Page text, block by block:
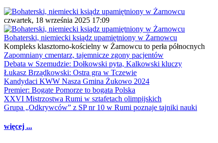
czwartek, 18 września 2025 17:09
Bohaterski, niemiecki ksiądz upamiętniony w Żarnowcu
Kompleks klasztorno-kościelny w Żarnowcu to perła północnych
Zapomniany cmentarz, tajemnicze zgony pacjentów
Debata w Szemudzie: Dołkowski pyta, Kalkowski kluczy
Łukasz Brządkowski: Ostra gra w Tczewie
Kandydaci KWW Nasza Gmina Żukowo 2024
Premier: Bogate Pomorze to bogata Polska
XXVI Mistrzostwa Rumi w sztafetach olimpijskich
Grupa „Odkrywców” z SP nr 10 w Rumi poznaje tajniki nauki
więcej ...